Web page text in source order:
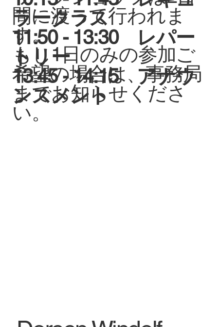
ラークラス
11:50 - 13:30 レパー
トリー
13:45 - 14:15 アナウ
ンスメント
間に渡って行われま
す。
もし1日のみの参加ご
希望の場合は、事務局
までお知らせくださ
い。